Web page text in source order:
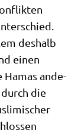
des­halb
einen
Hamas ande­
die